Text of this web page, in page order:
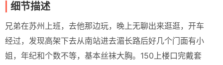
细节描述
兄弟在苏州上班，去他那边玩，晚上无聊出来逛逛，开车
经过，发现高架下去从南站进去湄长路后好几个门面有小
姐，年纪和个数不等，基本丝袜大胸。150上楼口完戴套